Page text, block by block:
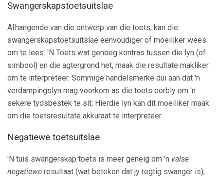
Swangerskapstoetsuitslae
Afhangende van die ontwerp van die toets, kan die
swangerskapstoetsuitslae eenvoudiger of moeiliker wees
om te lees. 'N Toets wat genoeg kontras tussen die lyn (of
simbool) en die agtergrond het, maak die resultate makliker
om te interpreteer. Sommige handelsmerke dui aan dat 'n
verdampingslyn mag voorkom as die toets oorbly om 'n
sekere tydsbestek te sit; Hierdie lyn kan dit moeiliker maak
om die toetsresultate akkuraat te interpreteer
Negatiewe toetsuitslae
'N tuis swangerskap toets is meer geneig om 'n valse
negatiewe resultaat (wat beteken dat jy regtig swanger is),